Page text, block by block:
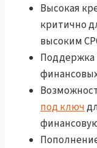
Высокая
критично
высоким
Поддержка
под ключ